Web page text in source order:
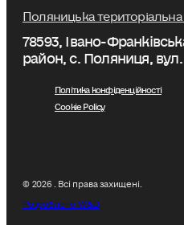
Поляницька
78593, Івано-
район, с. Поляниця,
Політика конфіденційності
Cookie Policy
© 2026 . Всі права захищені.
Розроблено W&D